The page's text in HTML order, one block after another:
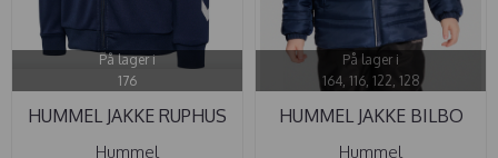
På lager i
176
HUMMEL JAKKE RUPHUS
BLACK ...
Hummel
På lager i
164, 116, 122, 128
HUMMEL JAKKE BILBO
TEX BLACK ...
Hummel